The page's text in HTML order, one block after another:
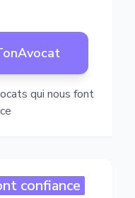
qui nous font
confiance